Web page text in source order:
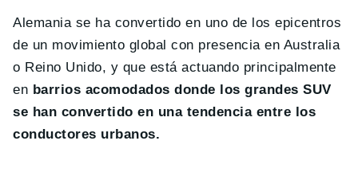
Alemania se ha convertido en uno de los epicentros
de un movimiento global con presencia en Australia
o Reino Unido, y que está actuando principalmente
en barrios acomodados donde los grandes SUV
se han convertido en una tendencia entre los
conductores urbanos.